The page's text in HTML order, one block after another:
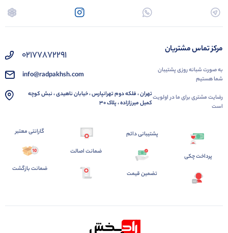
مرکز تماس مشتریان
به صورت شبانه روزی پشتیبان
شما هستیم
رضایت مشتری برای ما در اولویت
است
02177872291
info@radpakhsh.com
تهران ، فلکه دوم تهرانپارس ، خیابان ناهیدی ، نبش کوچه
کمیل میرزازاده ، پلاک 30
پرداخت چکی
پشتیبانی دائم
تضمین قیمت
ضمانت اصالت
گارانتی معتبر
ضمانت بازگشت